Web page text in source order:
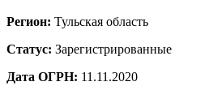
Регион: Тульская область
Статус: Зарегистрированные
Дата ОГРН: 11.11.2020